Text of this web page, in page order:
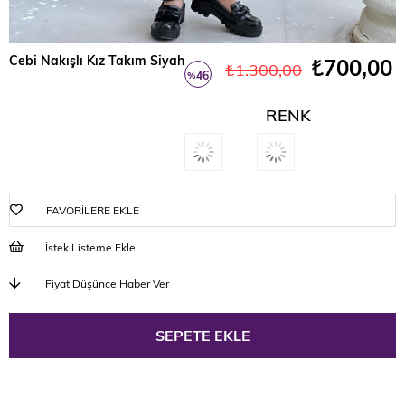
Cebi Nakışlı Kız Takım Siyah
%46 ₺1.300,00 ₺700,00
RENK
FAVORILERE EKLE
İstek Listeme Ekle
Fiyat Düşünce Haber Ver